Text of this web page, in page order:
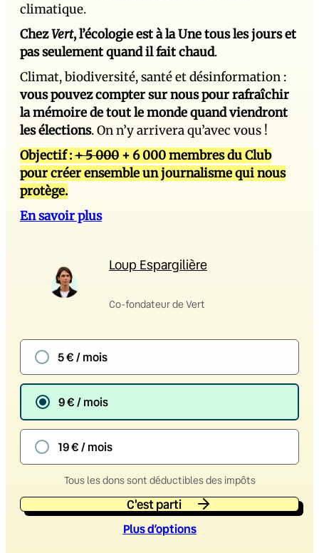
climatique.
ChezVert, l’écologie est à la Une tous les jours et
pas seulement quand il fait chaud.
Climat, biodiversité, santé et désinformation :
vous pouvez compter sur nous pour rafraîchir
la mémoire de tout le monde quand viendront
les élections. On n’y arrivera qu’avec vous !
Objectif :+ 5 000 + 6 000 membres du Club
pour créer ensemble un journalisme qui nous
protège.
En savoir plus
Loup Espargilière
Co-fondateur de Vert
5 € / mois
9 € / mois
19 € / mois
Tous les dons sont déductibles des impôts
C'est parti
Plus d’options